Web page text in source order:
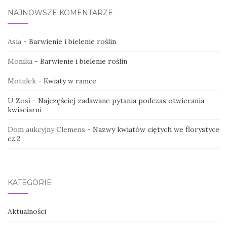
NAJNOWSZE KOMENTARZE
Asia - Barwienie i bielenie roślin
Monika - Barwienie i bielenie roślin
Motulek - Kwiaty w ramce
U Zosi - Najczęściej zadawane pytania podczas otwierania
kwiaciarni
Dom aukcyjny Clemens - Nazwy kwiatów ciętych we florystyce
cz.2
KATEGORIE
Aktualności